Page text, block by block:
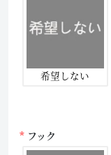
希望しない
フック